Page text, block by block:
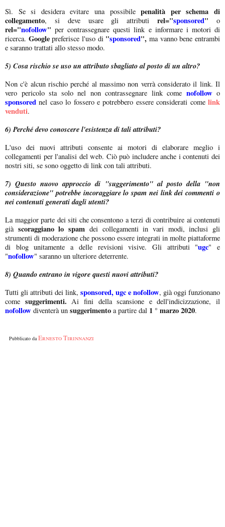
Sì. Se si desidera evitare una possibilepenalità per schema di
collegamento, si deve usare gli attributi rel="sponsored" o
rel="nofollow" per contrassegnare questi link e informare i motori di
ricerca. Googlepreferisce l'uso di "sponsored", ma vanno bene entrambi
e saranno trattati allo stesso modo.
5) Cosa rischio se uso un attributo sbagliato al posto di un altro?
Non c'è alcun rischio perché al massimo non verrà considerato il link. Il
vero pericolo sta solo nel non contrassegnare link come nofollowo
sponsored nel caso lo fossero e potrebbero essere considerati come link
venduti.
6) Perché devo conoscere l'esistenza di tali attributi?
L'uso dei nuovi attributi consente ai motori di elaborare meglio i
collegamenti per l'analisi del web. Ciò può includere anche i contenuti dei
nostri siti, se sono oggetto di link con tali attributi.
7) Questo nuovo approccio di "suggerimento" al posto della "non
considerazione" potrebbe incoraggiare lo spam nei link dei commenti o
nei contenuti generati dagli utenti?
La maggior parte dei siti che consentono a terzi di contribuire ai contenuti
già scoraggiano lo spam dei collegamenti in vari modi, inclusi gli
strumenti di moderazione che possono essere integrati in molte piattaforme
di blog unitamente a delle revisioni visive. Gli attributi "ugc" e
"nofollow" saranno un ulteriore deterrente.
8) Quando entrano in vigore questi nuovi attributi?
Tutti gli attributi dei link, sponsored, ugc e nofollow, già oggi funzionano
come suggerimenti. Ai fini della scansione e dell'indicizzazione, il
nofollow diventerà un suggerimento a partire dal 1 ° marzo 2020.
Pubblicato da Ernesto Tirinnanzi